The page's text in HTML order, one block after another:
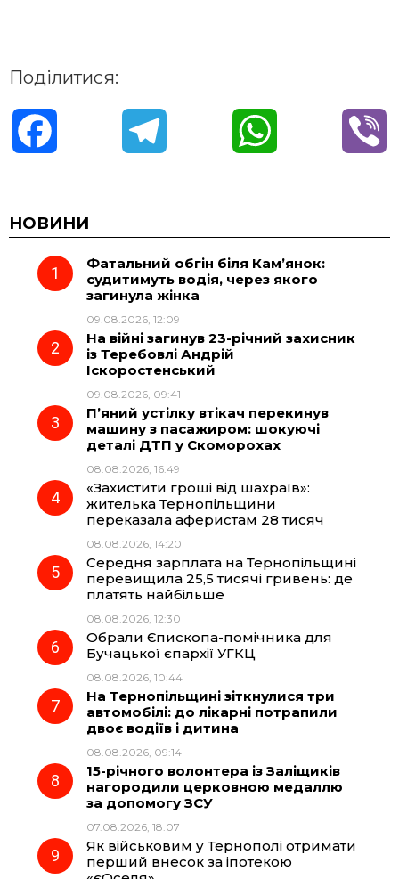
Поділитися:
c
e
o
k
e
r
a
m
t
p
НОВИНИ
Фатальний обгін біля Кам’янок:
судитимуть водія, через якого
загинула жінка
09.08.2026, 12:09
На війні загинув 23-річний захисник
із Теребовлі Андрій
Іскоростенський
09.08.2026, 09:41
П’яний устілку втікач перекинув
машину з пасажиром: шокуючі
деталі ДТП у Скоморохах
08.08.2026, 16:49
«Захистити гроші від шахраїв»:
жителька Тернопільщини
переказала аферистам 28 тисяч
08.08.2026, 14:20
Середня зарплата на Тернопільщині
перевищила 25,5 тисячі гривень: де
платять найбільше
08.08.2026, 12:30
Обрали Єпископа-помічника для
Бучацької єпархії УГКЦ
08.08.2026, 10:44
На Тернопільщині зіткнулися три
автомобілі: до лікарні потрапили
двоє водіїв і дитина
08.08.2026, 09:14
15-річного волонтера із Заліщиків
нагородили церковною медаллю
за допомогу ЗСУ
07.08.2026, 18:07
Як військовим у Тернополі отримати
перший внесок за іпотекою